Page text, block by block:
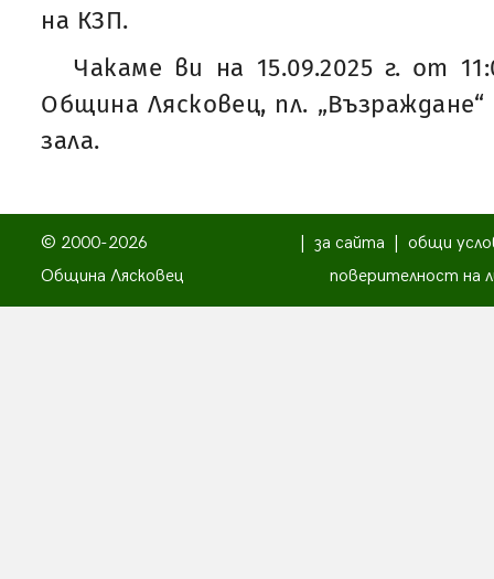
на КЗП.
Чакаме ви на 15.09.2025 г. от
Община Лясковец, пл.
зала.
© 2000-2026
Община Лясковец
за сайта
общи
поверителност на